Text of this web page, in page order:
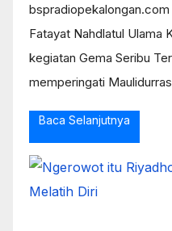
Fatayat Nahdlatul Ulama
kegiatan Gema Seribu
memperingati
Baca Selanjutnya